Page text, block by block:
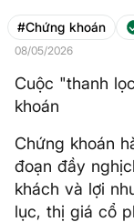
#Chứng khoán
08/05/2026
Cuộc "thanh
khoán
Chứng khoán
đoạn đầy
khách và lợi
lục, thị giá cổ